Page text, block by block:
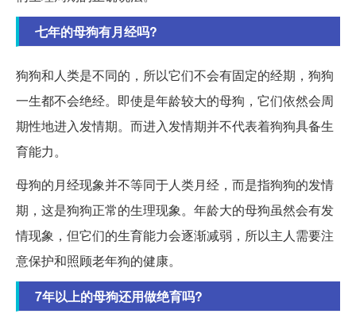
七年的母狗有月经吗?
狗狗和人类是不同的，所以它们不会有固定的经期，狗狗
一生都不会绝经。即使是年龄较大的母狗，它们依然会周
期性地进入发情期。而进入发情期并不代表着狗狗具备生
育能力。
母狗的月经现象并不等同于人类月经，而是指狗狗的发情
期，这是狗狗正常的生理现象。年龄大的母狗虽然会有发
情现象，但它们的生育能力会逐渐减弱，所以主人需要注
意保护和照顾老年狗的健康。
7年以上的母狗还用做绝育吗?